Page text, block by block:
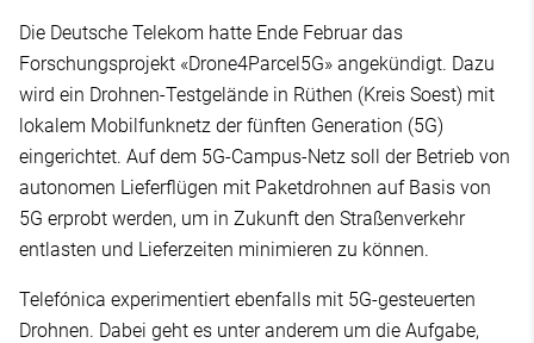
Die Deutsche Telekom hatte Ende Februar das
Forschungsprojekt «Drone4Parcel5G» angekündigt. Dazu
wird ein Drohnen-Testgelände in Rüthen (Kreis Soest) mit
lokalem Mobilfunknetz der fünften Generation (5G)
eingerichtet. Auf dem 5G-Campus-Netz soll der Betrieb von
autonomen Lieferflügen mit Paketdrohnen auf Basis von
5G erprobt werden, um in Zukunft den Straßenverkehr
entlasten und Lieferzeiten minimieren zu können.
Telefónica experimentiert ebenfalls mit 5G-gesteuerten
Drohnen. Dabei geht es unter anderem um die Aufgabe,